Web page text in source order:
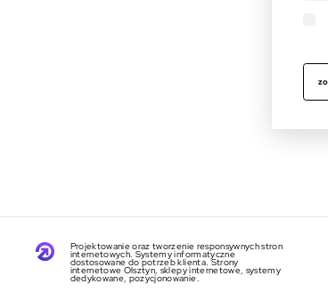
Projektowanie oraz tworzenie responsywnych stron
internetowych. Systemy informatyczne
dostosowane do potrzeb klienta. Strony
internetowe Olsztyn, sklepy internetowe, systemy
dedykowane, pozycjonowanie.